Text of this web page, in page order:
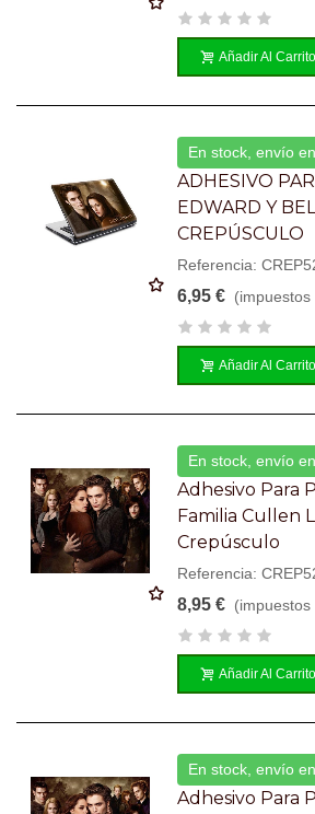
Añadir Al Carrito
En stock, envío
ADHESIVO
EDWARD Y
CREPÚSCULO
Referencia:
6,95 € (impuestos
Añadir Al Carrito
En stock, envío
Adhesivo Para
Familia Cullen
Crepúsculo
Referencia:
8,95 € (impuestos
Añadir Al Carrito
En stock, envío
Adhesivo Para